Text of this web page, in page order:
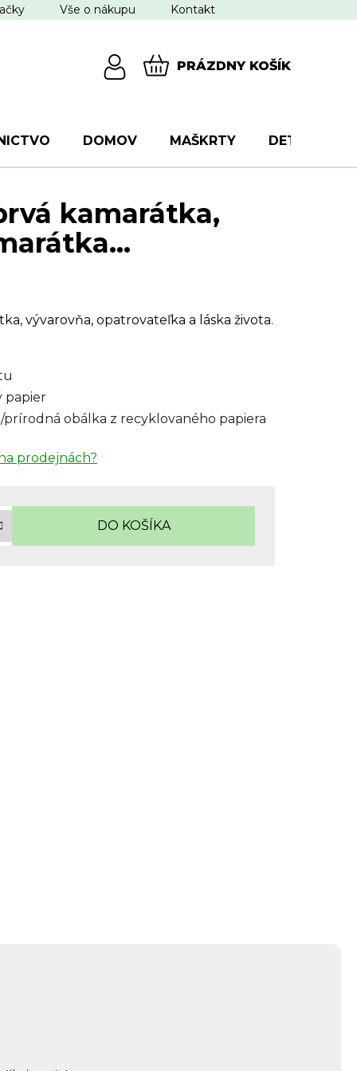
Vše o nákupu Kontakt
PRÁZDNY KOŠÍK
DOMOV MAŠKRTY DETI
kamarátka,
vývarovňa, opatrovateľka a láska života.
papier
obálka z recyklovaného papiera
prodejnách?
DO KOŠÍKA